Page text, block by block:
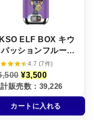
。
。
ELF BOX キウ
パッションフルーツ
ニコパフ】5%
4.7 (7件)
元
の
価
格
は
¥
¥3,500現
在
の
価
格
は
販売数：39,226
カートに入れる